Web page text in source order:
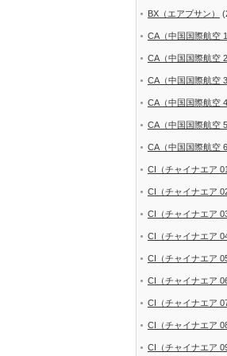
BX（エアプサン）
CA（中国国際航空 1
CA（中国国際航空 2
CA（中国国際航空 3
CA（中国国際航空 4
CA（中国国際航空 5
CA（中国国際航空 6
CI（チャイナエア 01
CI（チャイナエア 02
CI（チャイナエア 03
CI（チャイナエア 04
CI（チャイナエア 05
CI（チャイナエア 06
CI（チャイナエア 07
CI（チャイナエア 08
CI（チャイナエア 09